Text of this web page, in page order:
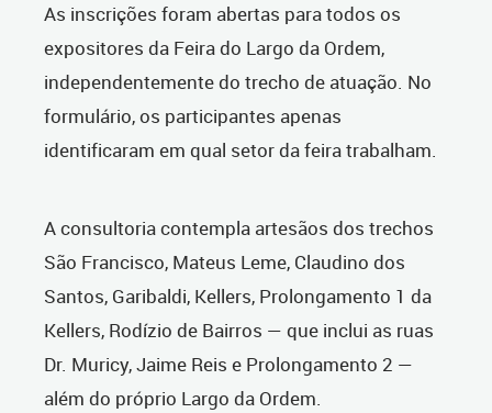
As inscrições foram abertas para todos os
expositores da Feira do Largo da Ordem,
independentemente do trecho de atuação. No
formulário, os participantes apenas
identificaram em qual setor da feira trabalham.
A consultoria contempla artesãos dos trechos
São Francisco, Mateus Leme, Claudino dos
Santos, Garibaldi, Kellers, Prolongamento 1 da
Kellers, Rodízio de Bairros — que inclui as ruas
Dr. Muricy, Jaime Reis e Prolongamento 2 —
além do próprio Largo da Ordem.